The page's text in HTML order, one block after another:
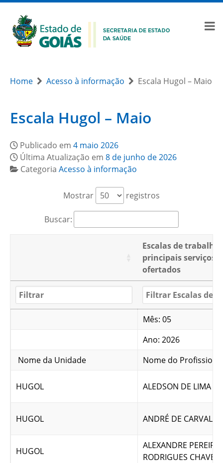
Home Acesso à informação Escala Hugol – Maio
Escala Hugol – Maio
Publicado em 4 maio 2026
Última Atualização em 8 de junho de 2026
Categoria Acesso à informação
Mostrar registros
Buscar:
Escalas de trabalho
principais serviços
ofertados
Mês: 05
Ano: 2026
Nome da Unidade
Nome do
HUGOL ALEDSON DE LIMA
HUGOL ANDRÉ DE
HUGOL
ALEXANDRE PEREIRA
RODRIGUES CHAVES